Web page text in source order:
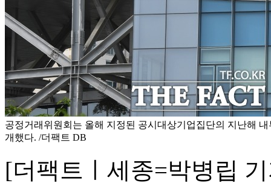
공정거래위원회는 올해 지정된 공시대상기업집단의 지난해
개했다. /더팩트 DB
[더팩트ㅣ세종=박병립